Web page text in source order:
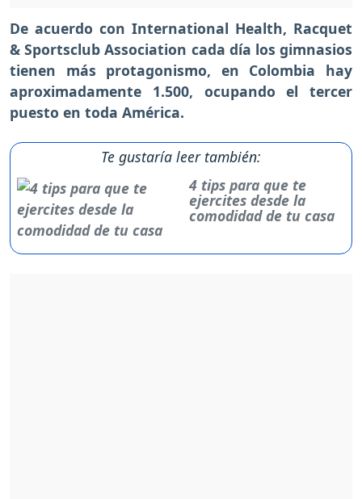
De acuerdo con International Health, Racquet
& Sportsclub Association cada día los gimnasios
tienen más protagonismo, en Colombia hay
aproximadamente 1.500, ocupando el tercer
puesto en toda América.
Te gustaría leer también:
4 tips para que te
ejercites desde la
comodidad de tu casa